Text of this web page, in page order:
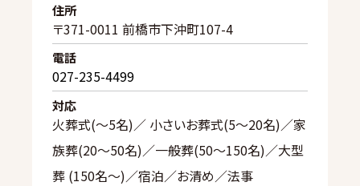
住所
〒371-0011 前橋市下沖町107-4
電話
027-235-4499
対応
火葬式(〜5名)／ 小さいお葬式(5〜20名)／家
族葬(20〜50名)／一般葬(50〜150名)／大型
葬 (150名～)／宿泊／お清め／法事